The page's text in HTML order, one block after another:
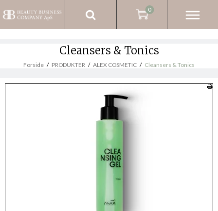
Cleansers & Tonics
Forside / PRODUKTER / ALEX COSMETIC / Cleansers & Tonics
0